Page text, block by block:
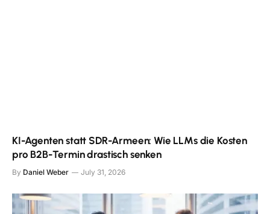
KI-Agenten statt SDR-Armeen: Wie LLMs die Kosten
pro B2B-Termin drastisch senken
By Daniel Weber July 31, 2026